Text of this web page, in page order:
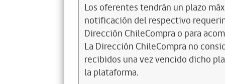
Los oferentes tendrán un plazo
notificación del respectivo
Dirección ChileCompra o para
La Dirección ChileCompra no
recibidos una vez vencido dicho
la plataforma.